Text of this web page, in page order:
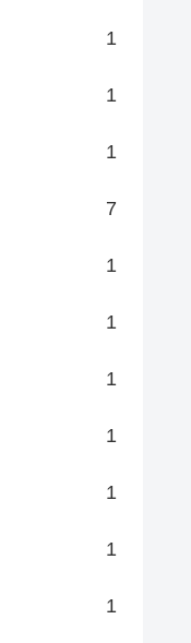
1
1
1
7
1
1
1
1
1
1
1